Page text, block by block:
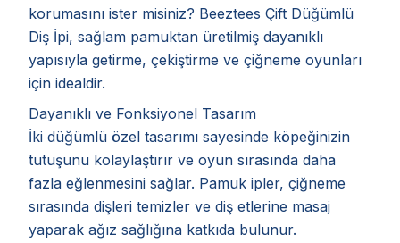
korumasını ister misiniz? Beeztees Çift Düğümlü
Diş İpi, sağlam pamuktan üretilmiş dayanıklı
yapısıyla getirme, çekiştirme ve çiğneme oyunları
için idealdir.
Dayanıklı ve Fonksiyonel Tasarım
İki düğümlü özel tasarımı sayesinde köpeğinizin
tutuşunu kolaylaştırır ve oyun sırasında daha
fazla eğlenmesini sağlar. Pamuk ipler, çiğneme
sırasında dişleri temizler ve diş etlerine masaj
yaparak ağız sağlığına katkıda bulunur.